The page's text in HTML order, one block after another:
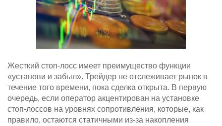
Жесткий стоп-лосс имеет преимущество функции
«установи и забыл». Трейдер не отслеживает рынок в
течение того времени, пока сделка открыта. В первую
очередь, если оператор акцентирован на установке
стоп-лоссов на уровнях сопротивления, которые, как
правило, остаются статичными из-за накопления